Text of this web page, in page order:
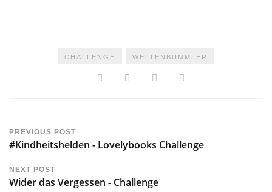
CHALLENGE WELTENBUMMLER
PREVIOUS POST
#Kindheitshelden - Lovelybooks Challenge
NEXT POST
Wider das Vergessen - Challenge